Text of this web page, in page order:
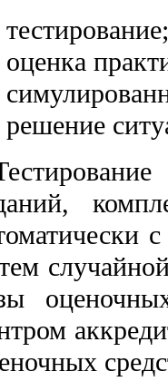
тестирование;
оценка
решение